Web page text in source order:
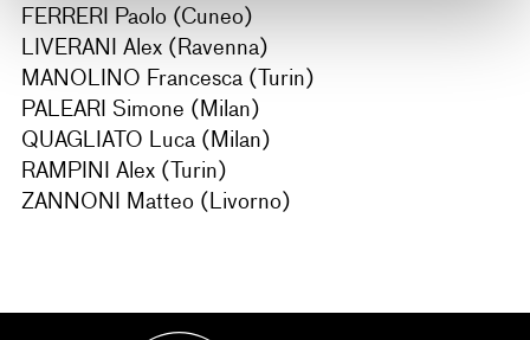
FERRERI Paolo (Cuneo)
LIVERANI Alex (Ravenna)
MANOLINO Francesca (Turin)
PALEARI Simone (Milan)
QUAGLIATO Luca (Milan)
RAMPINI Alex (Turin)
ZANNONI Matteo (Livorno)